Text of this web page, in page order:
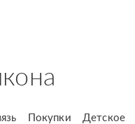
Покупки Детское